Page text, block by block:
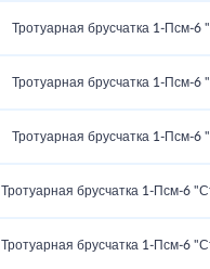
Тротуарная брусчатка
Тротуарная брусчатка
Тротуарная брусчатка
Тротуарная брусчатка 1‑Псм‑6
Тротуарная брусчатка 1‑Псм‑6